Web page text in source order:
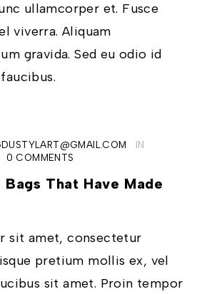
ullamcorper et. Fusce
viverra. Aliquam
gravida. Sed eu odio id
IN
0 COMMENTS
That Have Made
sit amet, consectetur
pretium mollis ex, vel
sit amet. Proin tempor